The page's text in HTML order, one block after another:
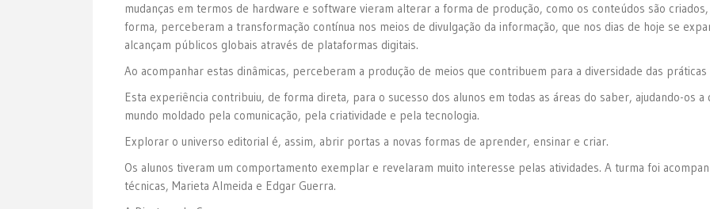
mudanças em termos de hardware e software vieram alterar a forma de produção, como os conteúdos são
forma, perceberam a transformação contínua nos meios de divulgação da informação, que nos dias de hoje se
alcançam públicos globais através de plataformas digitais.
Ao acompanhar estas dinâmicas, perceberam a produção de meios que contribuem para a diversidade das
Esta experiência contribuiu, de forma direta, para o sucesso dos alunos em todas as áreas do saber, ajudando-os
mundo moldado pela comunicação, pela criatividade e pela tecnologia.
Explorar o universo editorial é, assim, abrir portas a novas formas de aprender, ensinar e criar.
Os alunos tiveram um comportamento exemplar e revelaram muito interesse pelas atividades. A turma foi
técnicas, Marieta Almeida e Edgar Guerra.